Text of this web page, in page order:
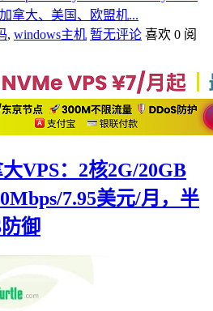
拿大、美国、欧盟机...
, windows主机 暂无评论 喜欢 0 阅
VPS：2核2G/20GB
7.95美元/月，半
御